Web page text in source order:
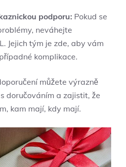
podporu: Pokud se
neváhejte
Jejich tým je zde, aby vám
komplikace.
můžete výrazně
doručováním a zajistit, že
kam mají, kdy mají.